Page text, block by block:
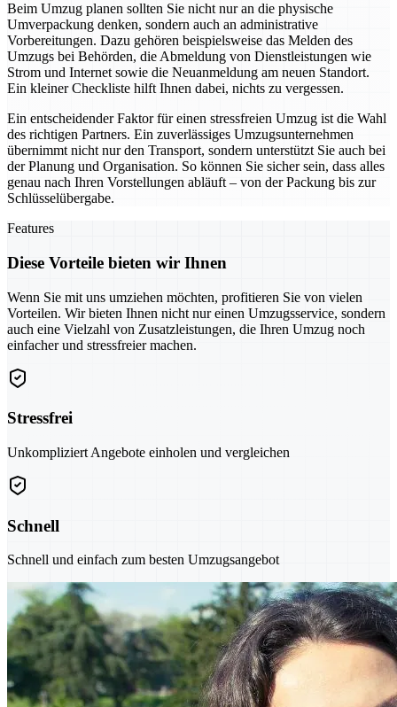
Beim Umzug planen sollten Sie nicht nur an die physische
Umverpackung denken, sondern auch an administrative
Vorbereitungen. Dazu gehören beispielsweise das Melden des
Umzugs bei Behörden, die Abmeldung von Dienstleistungen wie
Strom und Internet sowie die Neuanmeldung am neuen Standort.
Ein kleiner Checkliste hilft Ihnen dabei, nichts zu vergessen.
Ein entscheidender Faktor für einen stressfreien Umzug ist die Wahl
des richtigen Partners. Ein zuverlässiges Umzugsunternehmen
übernimmt nicht nur den Transport, sondern unterstützt Sie auch bei
der Planung und Organisation. So können Sie sicher sein, dass alles
genau nach Ihren Vorstellungen abläuft – von der Packung bis zur
Schlüsselübergabe.
Features
Diese Vorteile bieten wir Ihnen
Wenn Sie mit uns umziehen möchten, profitieren Sie von vielen
Vorteilen. Wir bieten Ihnen nicht nur einen Umzugsservice, sondern
auch eine Vielzahl von Zusatzleistungen, die Ihren Umzug noch
einfacher und stressfreier machen.
Stressfrei
Unkompliziert Angebote einholen und vergleichen
Schnell
Schnell und einfach zum besten Umzugsangebot